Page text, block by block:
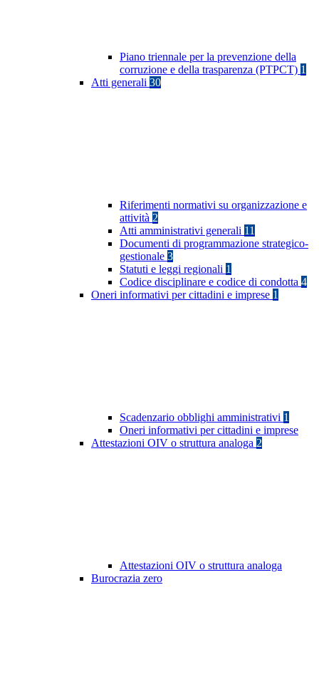
Piano triennale per la prevenzione della
corruzione e della trasparenza (PTPCT) 1
Atti generali 30
Riferimenti normativi su organizzazione e
attività 2
Atti amministrativi generali 11
Documenti di programmazione strategico-
gestionale 3
Statuti e leggi regionali 1
Codice disciplinare e codice di condotta 4
Oneri informativi per cittadini e imprese 1
Scadenzario obblighi amministrativi 1
Oneri informativi per cittadini e imprese
Attestazioni OIV o struttura analoga 2
Attestazioni OIV o struttura analoga
Burocrazia zero